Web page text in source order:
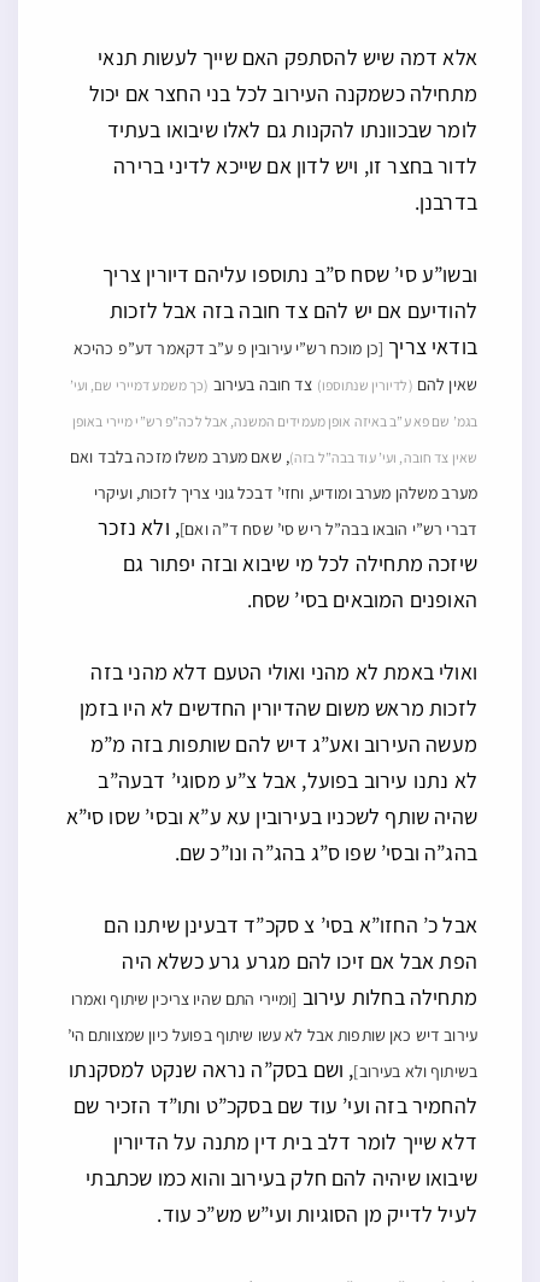
אלא דמה שיש להסתפק האם שייך לעשות תנאי
מתחילה כשמקנה העירוב לכל בני החצר אם יכול
לומר שבכוונתו להקנות גם לאלו שיבואו בעתיד
לדור בחצר זו, ויש לדון אם שייכא לדיני ברירה
בדרבנן.
ובשו”ע סי’ שסח ס”ב נתוספו עליהם דיורין צריך
להודיעם אם יש להם צד חובה בזה אבל לזכות
בודאי צריך [כן מוכח רש”י עירובין פ ע”ב דקאמר דע”פ כהיכא
שאין להם (לדיורין שנתוספו) צד חובה בעירוב (כך משמע דמיירי שם, ועי’
בגמ’ שם פא ע”ב באיזה אופן מעמידים המשנה, אבל לכה”פ רש”י מיירי באופן
שאין צד חובה, ועי’ עוד בבה”ל בזה), שאם מערב משלו מזכה בלבד ואם
מערב משלהן מערב ומודיע, וחזי’ דבכל גוני צריך לזכות, ועיקרי
דברי רש”י הובאו בבה”ל ריש סי’ שסח ד”ה ואם], ולא נזכר
שיזכה מתחילה לכל מי שיבוא ובזה יפתור גם
האופנים המובאים בסי’ שסח.
ואולי באמת לא מהני ואולי הטעם דלא מהני בזה
לזכות מראש משום שהדיורין החדשים לא היו בזמן
מעשה העירוב ואע”ג דיש להם שותפות בזה מ”מ
לא נתנו עירוב בפועל, אבל צ”ע מסוגי’ דבעה”ב
שהיה שותף לשכניו בעירובין עא ע”א ובסי’ שסו סי”א
בהג”ה ובסי’ שפו ס”ג בהג”ה ונו”כ שם.
אבל כ’ החזו”א בסי’ צ סקכ”ד דבעינן שיתנו הם
הפת אבל אם זיכו להם מגרע גרע כשלא היה
מתחילה בחלות עירוב [ומיירי התם שהיו צריכין שיתוף ואמרו
עירוב דיש כאן שותפות אבל לא עשו שיתוף בפועל כיון שמצוותם הי’
בשיתוף ולא בעירוב], ושם בסק”ה נראה שנקט למסקנתו
להחמיר בזה ועי’ עוד שם בסקכ”ט ותו”ד הזכיר שם
דלא שייך לומר דלב בית דין מתנה על הדיורין
שיבואו שיהיה להם חלק בעירוב והוא כמו שכתבתי
לעיל לדייק מן הסוגיות ועי”ש מש”כ עוד.